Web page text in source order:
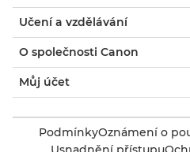
Učení a vzdělávání
O společnosti Canon
Můj účet
PodmínkyOznámení o